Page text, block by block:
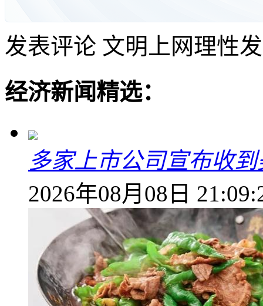
发表评论 文明上网理性
经济新闻精选：
多家上市公司宣布收
2026年08月08日